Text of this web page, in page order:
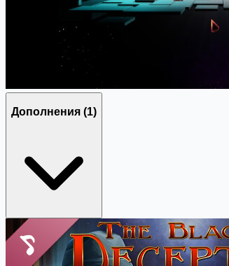
Дополнения (1)